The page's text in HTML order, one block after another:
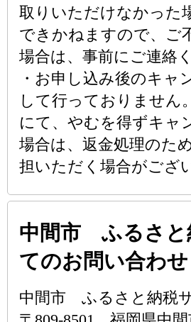
取りいただけなかった
できかねますので、ご
場合は、事前にご連絡
・お申し込み後のキャ
して行っておりません
にて、やむを得ずキャ
場合は、返金処理のた
担いただく場合がござ
中間市 ふるさと
てのお問い合わせ
中間市 ふるさと納税